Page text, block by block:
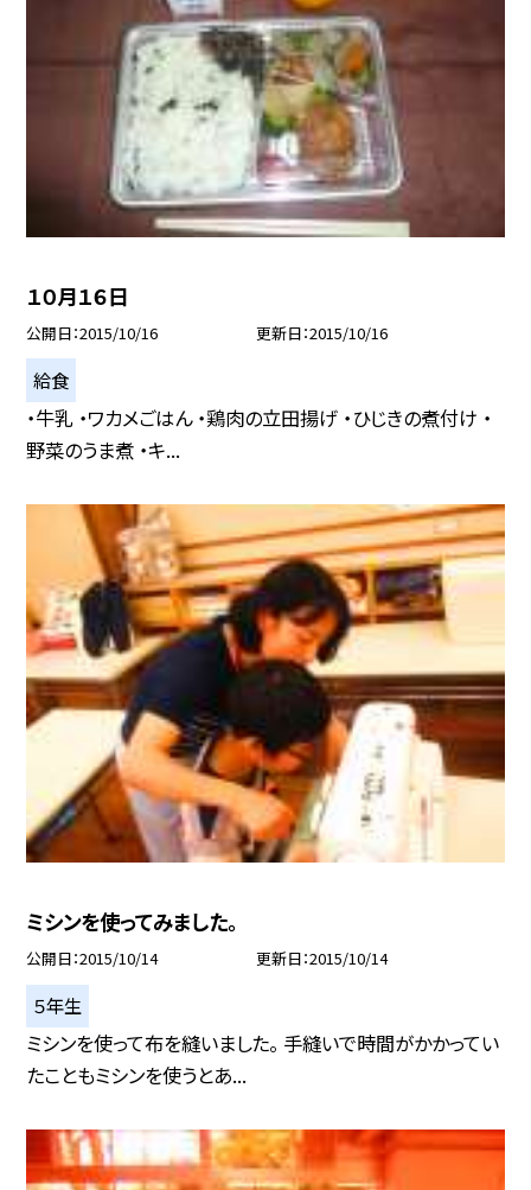
１０月１６日
公開日 2015/10/16 更新日 2015/10/16
給食
・牛乳 ・ワカメごはん ・鶏肉の立田揚げ ・ひじきの煮付け ・
野菜のうま煮 ・キ...
ミシンを使ってみました。
公開日 2015/10/14 更新日 2015/10/14
５年生
ミシンを使って布を縫いました。 手縫いで時間がかかってい
たこともミシンを使うとあ...